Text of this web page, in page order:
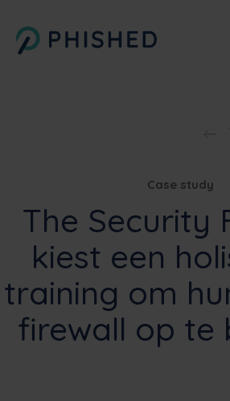
Case study
The Security
kiest een
training om
firewall op te